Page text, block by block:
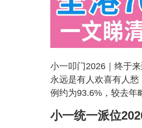
小一叩门2026｜终于
永远是有人欢喜有人
例约为93.6%，较去年
小一统一派位